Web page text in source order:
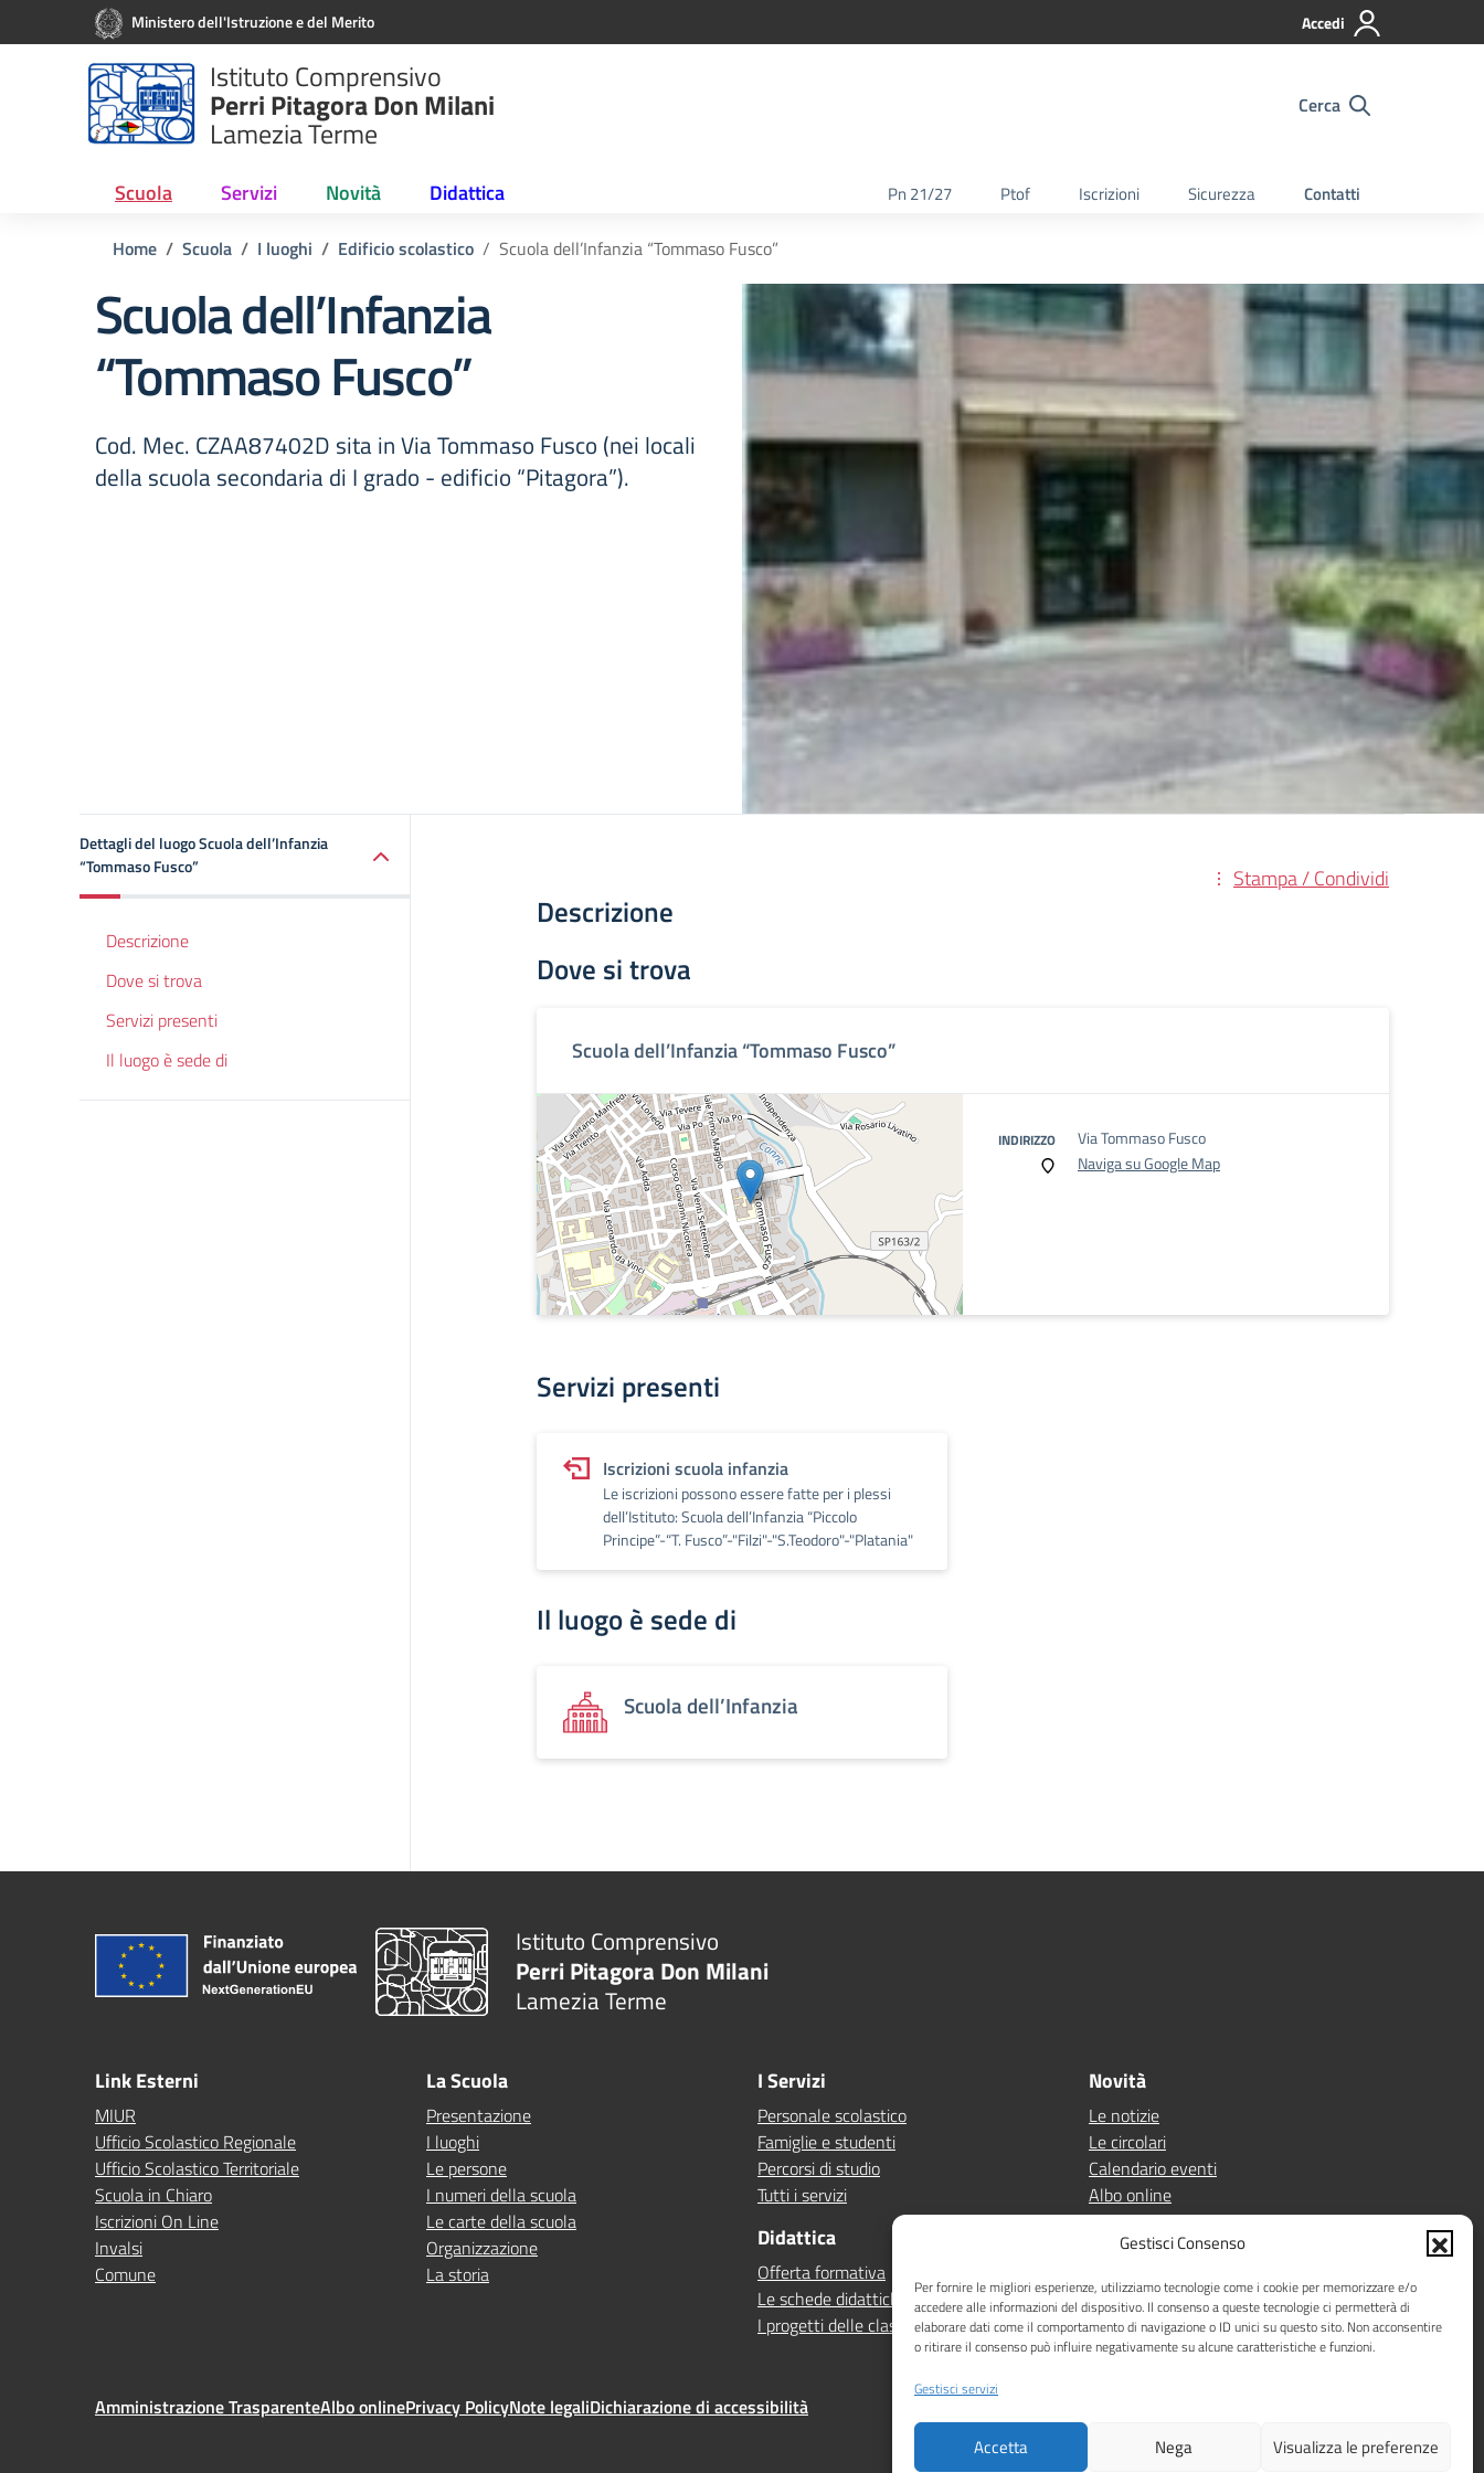
Gestisci Consenso
Per fornire le migliori esperienze, utilizziamo tecnologie come i cookie per memorizzare e/o
accedere alle informazioni del dispositivo. Il consenso a queste tecnologie ci permetterà di
elaborare dati come il comportamento di navigazione o ID unici su questo sito. Non acconsentire
o ritirare il consenso può influire negativamente su alcune caratteristiche e funzioni.
Gestisci servizi
Accetta Nega Visualizza le preferenze
Vai ai contenuti
Vai al menu di navigazioneMinistero dell'Istruzione e del Merito Accedi
Istituto Comprensivo
Perri Pitagora Don Milani
Lamezia Terme
Cerca
Scuola Servizi Novità Didattica Pn 21/27 Ptof Iscrizioni Sicurezza Contatti
Home Scuola I luoghi Edificio scolastico Scuola dell’Infanzia “Tommaso Fusco”
Scuola dell’Infanzia
“Tommaso Fusco”
Cod. Mec. CZAA87402D sita in Via Tommaso Fusco (nei locali
della scuola secondaria di I grado - edificio “Pitagora”).
Dettagli del luogo Scuola dell’Infanzia
“Tommaso Fusco”
Descrizione
Dove si trova
Servizi presenti
Il luogo è sede di
Stampa / Condividi
Descrizione
Dove si trova
Scuola dell’Infanzia “Tommaso Fusco”
INDIRIZZO
Via Tommaso Fusco
Naviga su Google Map
Servizi presenti
Iscrizioni scuola infanzia
Le iscrizioni possono essere fatte per i plessi
dell’Istituto: Scuola dell’Infanzia “Piccolo
Principe”-“T. Fusco”-"Filzi"-"S.Teodoro"-"Platania"
Il luogo è sede di
Scuola dell’Infanzia
Istituto Comprensivo
Perri Pitagora Don Milani
Lamezia Terme
Link Esterni
MIUR
Ufficio Scolastico Regionale
Ufficio Scolastico Territoriale
Scuola in Chiaro
Iscrizioni On Line
Invalsi
Comune
La Scuola
Presentazione
I luoghi
Le persone
I numeri della scuola
Le carte della scuola
Organizzazione
La storia
I Servizi
Personale scolastico
Famiglie e studenti
Percorsi di studio
Tutti i servizi
Didattica
Offerta formativa
Le schede didattiche
I progetti delle classi
Novità
Le notizie
Le circolari
Calendario eventi
Albo online
Pn 21/27
Iscrizioni
Sicurezza
Contatti
Amministrazione TrasparenteAlbo onlinePrivacy PolicyNote legaliDichiarazione di accessibilità
Idea e progetto di Designers Italia